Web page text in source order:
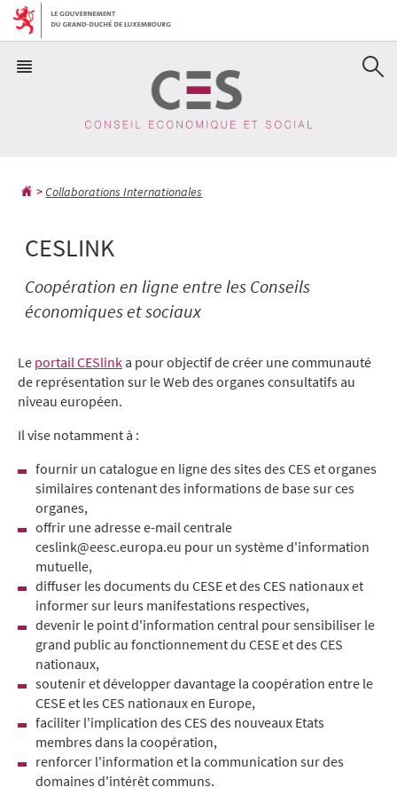
Aller
navigation
Aller
Collaborations Internationales
CESLINK
Coopération en ligne entre les Conseils
économiques et sociaux
Le portail CESlink a pour objectif de créer une communauté
de représentation sur le Web des organes consultatifs au
niveau européen.
Il vise notamment à :
fournir un catalogue en ligne des sites des CES et organes
similaires contenant des informations de base sur ces
organes,
offrir une adresse e-mail centrale
ceslink@eesc.europa.eu pour un système d'information
mutuelle,
diffuser les documents du CESE et des CES nationaux et
informer sur leurs manifestations respectives,
devenir le point d'information central pour sensibiliser le
grand public au fonctionnement du CESE et des CES
nationaux,
soutenir et développer davantage la coopération entre le
CESE et les CES nationaux en Europe,
faciliter l'implication des CES des nouveaux Etats
membres dans la coopération,
renforcer l'information et la communication sur des
domaines d'intérêt communs.